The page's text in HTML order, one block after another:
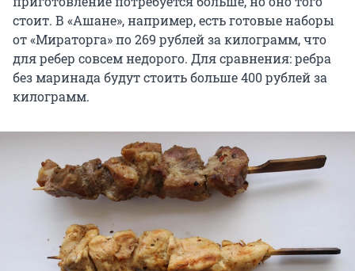
стоит. В «Ашане», например, есть готовые наборы
от «Мираторга» по 269 рублей за килограмм, что
для ребер совсем недорого. Для сравнения: ребра
без маринада будут стоить больше 400 рублей за
килограмм.